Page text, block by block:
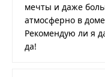
мечты и даже
атмосферно в
Рекомендую ли я
да!